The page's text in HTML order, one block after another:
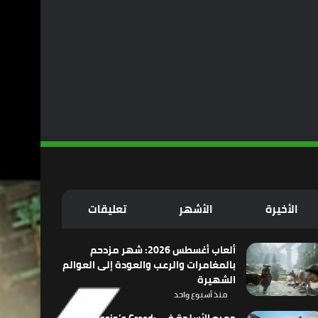
الأخيرة الأشهر تعليقات
ألعاب أغسطس 2026: شهر مزدحم
بالمغامرات والرعب والعودة إلى العوالم
الشهيرة
منذ أسبوع واحد